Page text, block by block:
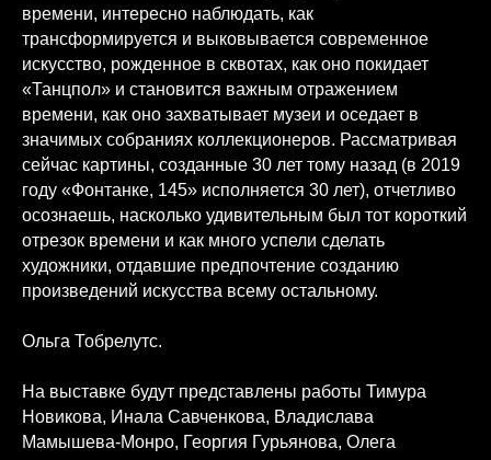
времени, интересно наблюдать, как
трансформируется и выковывается современное
искусство, рожденное в сквотах, как оно покидает
«Танцпол» и становится важным отражением
времени, как оно захватывает музеи и оседает в
значимых собраниях коллекционеров. Рассматривая
сейчас картины, созданные 30 лет тому назад (в 2019
году «Фонтанке, 145» исполняется 30 лет), отчетливо
осознаешь, насколько удивительным был тот короткий
отрезок времени и как много успели сделать
художники, отдавшие предпочтение созданию
произведений искусства всему остальному.
Ольга Тобрелутс.
На выставке будут представлены работы Тимура
Новикова, Инала Савченкова, Владислава
Мамышева-Монро, Георгия Гурьянова, Олега